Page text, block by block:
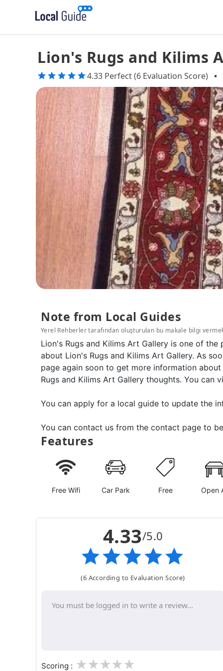
Lion's Rugs and Kilims
4.33 Perfect (6 Evaluation Score) •
Note from Local Guides
Yerel Rehberler tarafından oluşturulan bu makale bilgi
Lion's Rugs and Kilims Art Gallery is one of
about Lion's Rugs and Kilims Art Gallery. As
page again soon to get more information
Rugs and Kilims Art Gallery thoughts. You
You can apply for a local guide to update the
You can contact us from the contact page to
Features
Free Wifi Car Park Free Open
4.33/5.0
(6 According to Evaluation Score)
Scoring : 3
2
1